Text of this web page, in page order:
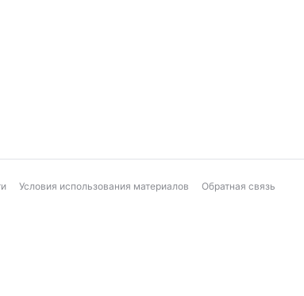
Условия использования материалов Обратная связь